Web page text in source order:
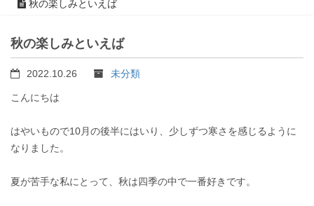
秋の楽しみといえば
秋の楽しみといえば
2022.10.26 未分類
こんにちは
はやいもので10月の後半にはいり、少しずつ寒さを感じるように
なりました。
夏が苦手な私にとって、秋は四季の中で一番好きです。